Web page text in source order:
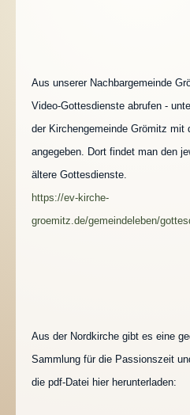
Aus unserer Nachbargemeinde
Video-Gottesdienste abrufen -
der Kirchengemeinde Grömitz mit
angegeben. Dort findet man den
ältere Gottesdienste.
https://ev-kirche-
groemitz.de/gemeindeleben/
Aus der Nordkirche gibt es eine
Sammlung für die Passionszeit
die pdf-Datei hier herunterladen: